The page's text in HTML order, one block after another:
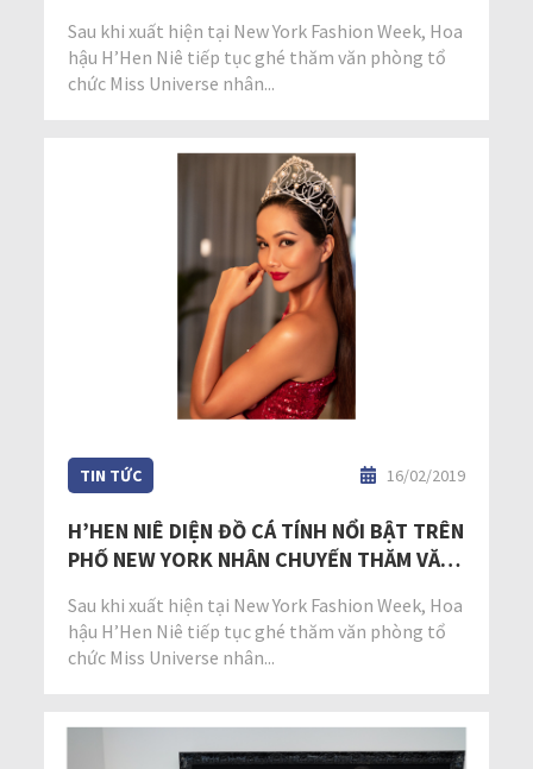
Sau khi xuất hiện tại New York Fashion Week, Hoa
hậu H’Hen Niê tiếp tục ghé thăm văn phòng tổ
chức Miss Universe nhân...
TIN TỨC 16/02/2019
H’HEN NIÊ DIỆN ĐỒ CÁ TÍNH NỔI BẬT TRÊN
PHỐ NEW YORK NHÂN CHUYẾN THĂM VĂN
Sau khi xuất hiện tại New York Fashion Week, Hoa
hậu H’Hen Niê tiếp tục ghé thăm văn phòng tổ
chức Miss Universe nhân...